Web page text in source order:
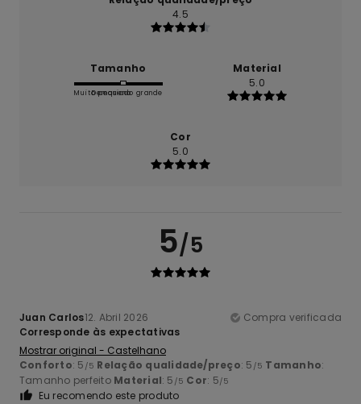
4.5
Tamanho
Muito pequeno
Demasiado grande
Material
5.0
Cor
5.0
5/5
Juan Carlos12. Abril 2026
Compra verificada
Corresponde às expectativas
Mostrar original - Castelhano
Conforto: 5 /5 Relação qualidade/preço: 5 /5 Tamanho:
Tamanho perfeito Material: 5 /5 Cor: 5/5
Eu recomendo este produto